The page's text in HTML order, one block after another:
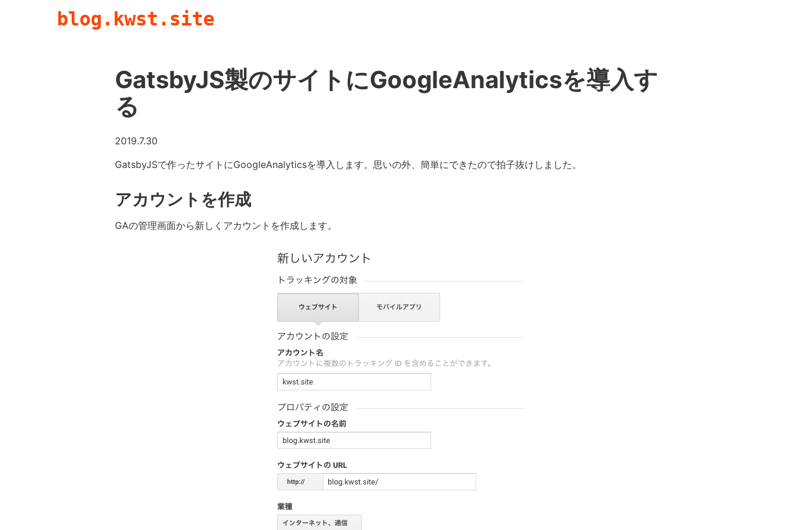
blog.kwst.site
GatsbyJS製のサイトにGoogleAnalyticsを導入す
る
2019.7.30
GatsbyJSで作ったサイトにGoogleAnalyticsを導入します。思いの外、簡単にできたので拍子抜けしました。
アカウントを作成
GAの管理画面から新しくアカウントを作成します。